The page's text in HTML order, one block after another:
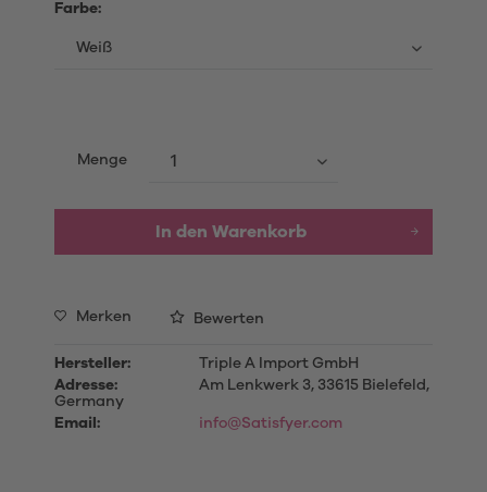
Farbe:
Menge
In den Warenkorb
Merken Bewerten
Hersteller:
Triple A Import GmbH
Adresse:
Am Lenkwerk 3, 33615 Bielefeld,
Germany
Email:
info@Satisfyer.com